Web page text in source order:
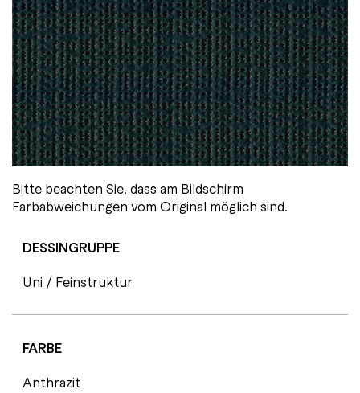
Bitte beachten Sie, dass am Bildschirm
Farbabweichungen vom Original möglich sind.
DESSINGRUPPE
Uni / Feinstruktur
FARBE
Anthrazit